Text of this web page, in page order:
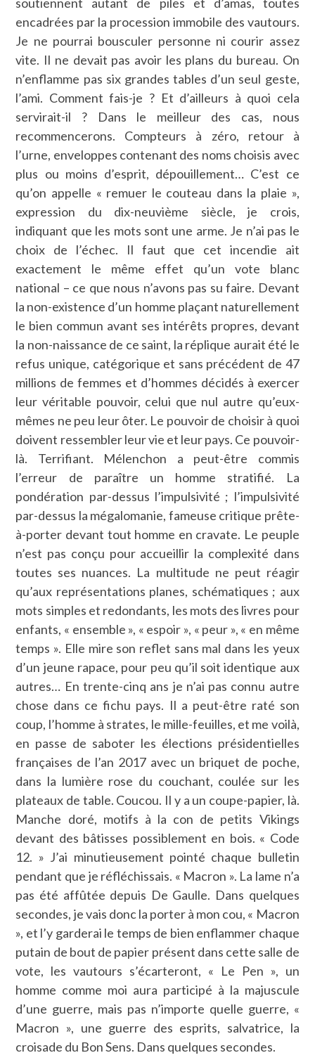
soutiennent autant de piles et d’amas, toutes
encadrées par la procession immobile des vautours.
Je ne pourrai bousculer personne ni courir assez
vite. Il ne devait pas avoir les plans du bureau. On
n’enflamme pas six grandes tables d’un seul geste,
l’ami. Comment fais-je ? Et d’ailleurs à quoi cela
servirait-il ? Dans le meilleur des cas, nous
recommencerons. Compteurs à zéro, retour à
l’urne, enveloppes contenant des noms choisis avec
plus ou moins d’esprit, dépouillement… C’est ce
qu’on appelle « remuer le couteau dans la plaie »,
expression du dix-neuvième siècle, je crois,
indiquant que les mots sont une arme. Je n’ai pas le
choix de l’échec. Il faut que cet incendie ait
exactement le même effet qu’un vote blanc
national – ce que nous n’avons pas su faire. Devant
la non-existence d’un homme plaçant naturellement
le bien commun avant ses intérêts propres, devant
la non-naissance de ce saint, la réplique aurait été le
refus unique, catégorique et sans précédent de 47
millions de femmes et d’hommes décidés à exercer
leur véritable pouvoir, celui que nul autre qu’eux-
mêmes ne peu leur ôter. Le pouvoir de choisir à quoi
doivent ressembler leur vie et leur pays. Ce pouvoir-
là. Terrifiant. Mélenchon a peut-être commis
l’erreur de paraître un homme stratifié. La
pondération par-dessus l’impulsivité ; l’impulsivité
par-dessus la mégalomanie, fameuse critique prête-
à-porter devant tout homme en cravate. Le peuple
n’est pas conçu pour accueillir la complexité dans
toutes ses nuances. La multitude ne peut réagir
qu’aux représentations planes, schématiques ; aux
mots simples et redondants, les mots des livres pour
enfants, « ensemble », « espoir », « peur », « en même
temps ». Elle mire son reflet sans mal dans les yeux
d’un jeune rapace, pour peu qu’il soit identique aux
autres… En trente-cinq ans je n’ai pas connu autre
chose dans ce fichu pays. Il a peut-être raté son
coup, l’homme à strates, le mille-feuilles, et me voilà,
en passe de saboter les élections présidentielles
françaises de l’an 2017 avec un briquet de poche,
dans la lumière rose du couchant, coulée sur les
plateaux de table. Coucou. Il y a un coupe-papier, là.
Manche doré, motifs à la con de petits Vikings
devant des bâtisses possiblement en bois. « Code
12. » J’ai minutieusement pointé chaque bulletin
pendant que je réfléchissais. « Macron ». La lame n’a
pas été affûtée depuis De Gaulle. Dans quelques
secondes, je vais donc la porter à mon cou, « Macron
», et l’y garderai le temps de bien enflammer chaque
putain de bout de papier présent dans cette salle de
vote, les vautours s’écarteront, « Le Pen », un
homme comme moi aura participé à la majuscule
d’une guerre, mais pas n’importe quelle guerre, «
Macron », une guerre des esprits, salvatrice, la
croisade du Bon Sens. Dans quelques secondes.